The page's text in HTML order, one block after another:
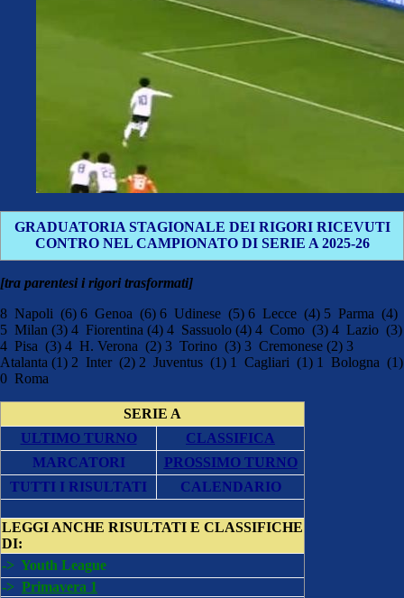
GRADUATORIA STAGIONALE DEI RIGORI RICEVUTI
CONTRO NEL CAMPIONATO DI SERIE A 2025-26
[tra parentesi i rigori trasformati]
8 Napoli (6) 6 Genoa (6) 6 Udinese (5) 6 Lecce (4) 5 Parma (4)
5 Milan (3) 4 Fiorentina (4) 4 Sassuolo (4) 4 Como (3) 4 Lazio (3)
4 Pisa (3) 4 H. Verona (2) 3 Torino (3) 3 Cremonese (2) 3
Atalanta (1) 2 Inter (2) 2 Juventus (1) 1 Cagliari (1) 1 Bologna (1)
0 Roma
SERIE A
ULTIMO TURNO
CLASSIFICA
MARCATORI
PROSSIMO TURNO
TUTTI I RISULTATI
CALENDARIO
LEGGI ANCHE RISULTATI E CLASSIFICHE
DI:
-> Youth League
-> Primavera 1